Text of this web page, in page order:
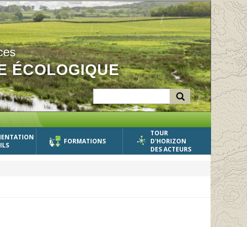
ÉCOLOGIQUE
FORMATIONS
TOUR
D'HORIZON
DES ACTEURS